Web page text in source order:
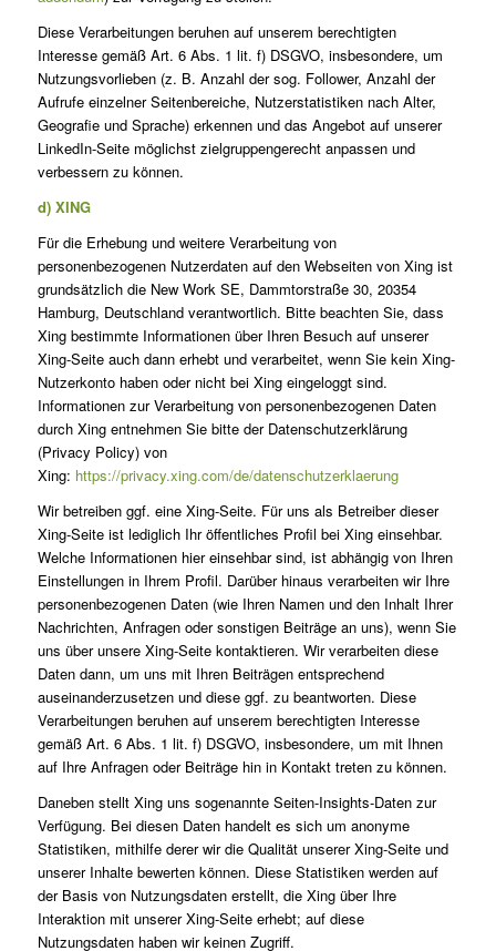
Diese Verarbeitungen beruhen auf unserem berechtigten
Interesse gemäß Art. 6 Abs. 1 lit. f) DSGVO, insbesondere, um
Nutzungsvorlieben (z. B. Anzahl der sog. Follower, Anzahl der
Aufrufe einzelner Seitenbereiche, Nutzerstatistiken nach Alter,
Geografie und Sprache) erkennen und das Angebot auf unserer
LinkedIn-Seite möglichst zielgruppengerecht anpassen und
verbessern zu können.
d) XING
Für die Erhebung und weitere Verarbeitung von
personenbezogenen Nutzerdaten auf den Webseiten von Xing ist
grundsätzlich die New Work SE, Dammtorstraße 30, 20354
Hamburg, Deutschland verantwortlich. Bitte beachten Sie, dass
Xing bestimmte Informationen über Ihren Besuch auf unserer
Xing-Seite auch dann erhebt und verarbeitet, wenn Sie kein Xing-
Nutzerkonto haben oder nicht bei Xing eingeloggt sind.
Informationen zur Verarbeitung von personenbezogenen Daten
durch Xing entnehmen Sie bitte der Datenschutzerklärung
(Privacy Policy) von
Xing: https://privacy.xing.com/de/datenschutzerklaerung
Wir betreiben ggf. eine Xing-Seite. Für uns als Betreiber dieser
Xing-Seite ist lediglich Ihr öffentliches Profil bei Xing einsehbar.
Welche Informationen hier einsehbar sind, ist abhängig von Ihren
Einstellungen in Ihrem Profil. Darüber hinaus verarbeiten wir Ihre
personenbezogenen Daten (wie Ihren Namen und den Inhalt Ihrer
Nachrichten, Anfragen oder sonstigen Beiträge an uns), wenn Sie
uns über unsere Xing-Seite kontaktieren. Wir verarbeiten diese
Daten dann, um uns mit Ihren Beiträgen entsprechend
auseinanderzusetzen und diese ggf. zu beantworten. Diese
Verarbeitungen beruhen auf unserem berechtigten Interesse
gemäß Art. 6 Abs. 1 lit. f) DSGVO, insbesondere, um mit Ihnen
auf Ihre Anfragen oder Beiträge hin in Kontakt treten zu können.
Daneben stellt Xing uns sogenannte Seiten-Insights-Daten zur
Verfügung. Bei diesen Daten handelt es sich um anonyme
Statistiken, mithilfe derer wir die Qualität unserer Xing-Seite und
unserer Inhalte bewerten können. Diese Statistiken werden auf
der Basis von Nutzungsdaten erstellt, die Xing über Ihre
Interaktion mit unserer Xing-Seite erhebt; auf diese
Nutzungsdaten haben wir keinen Zugriff.